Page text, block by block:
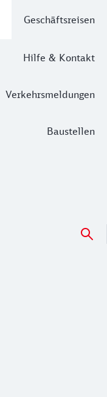
Geschäftsreisen
Hilfe & Kontakt
Verkehrsmeldungen
Baustellen